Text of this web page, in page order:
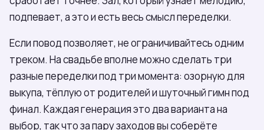
подпевает, а это и есть весь смысл переделки.
Если повод позволяет, не ограничивайтесь одним
треком. На свадьбе вполне можно сделать три
разные переделки под три момента: озорную для
выкупа, тёплую от родителей и шуточный гимн под
финал. Каждая генерация это два варианта на
выбор, так что за пару заходов вы соберёте